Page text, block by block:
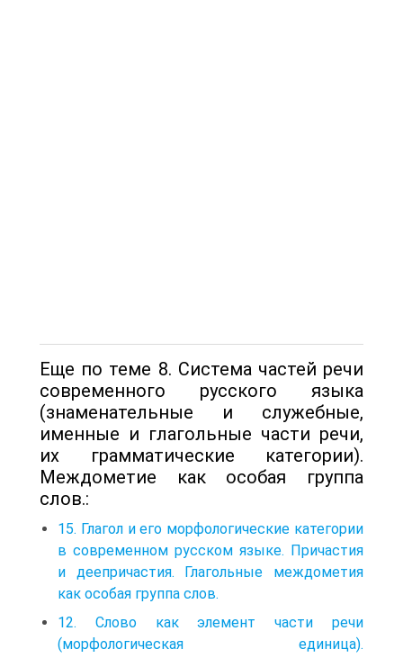
Еще по теме 8. Система частей речи
современного русского языка
(знаменательные и служебные,
именные и глагольные части речи,
их грамматические категории).
Междометие как особая группа
слов.:
15. Глагол и его морфологические категории
в современном русском языке. Причастия
и деепричастия. Глагольные междометия
как особая группа слов.
12. Слово как элемент части речи
(морфологическая единица).